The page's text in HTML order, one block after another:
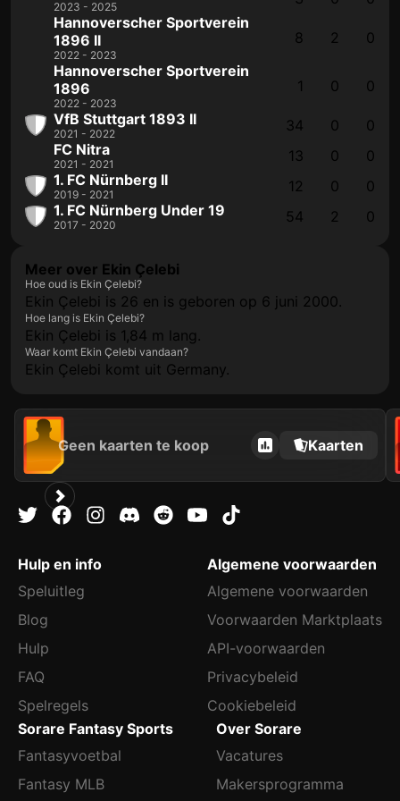
2023 - 2025
Hannoverscher Sportverein
1896 II
2022 - 2023
8 2
0
Hannoverscher Sportverein
1896
2022 - 2023
1 0
0
VfB Stuttgart 1893 II
2021 - 2022 34 0
0
FC Nitra
2021 - 2021 13 0
0
1. FC Nürnberg II
2019 - 2021 12 0
0
1. FC Nürnberg Under 19
2017 - 2020 54 2 0
Meer over Ekin Çelebi
Hoe oud is Ekin Çelebi?
Ekin Çelebi is 26 en is geboren op 6 juni 2000.
Hoe lang is Ekin Çelebi?
Ekin Çelebi is 1,84 m lang.
Waar komt Ekin Çelebi vandaan?
Ekin Çelebi komt uit Germany.
Geen kaarten te koop Kaarten
Hulp en info
Speluitleg
Blog
Hulp
FAQ
Spelregels
Algemene voorwaarden
Algemene voorwaarden
Voorwaarden Marktplaats
API-voorwaarden
Privacybeleid
Cookiebeleid
Sorare Fantasy Sports
Fantasyvoetbal
Fantasy MLB
Over Sorare
Vacatures
Makersprogramma